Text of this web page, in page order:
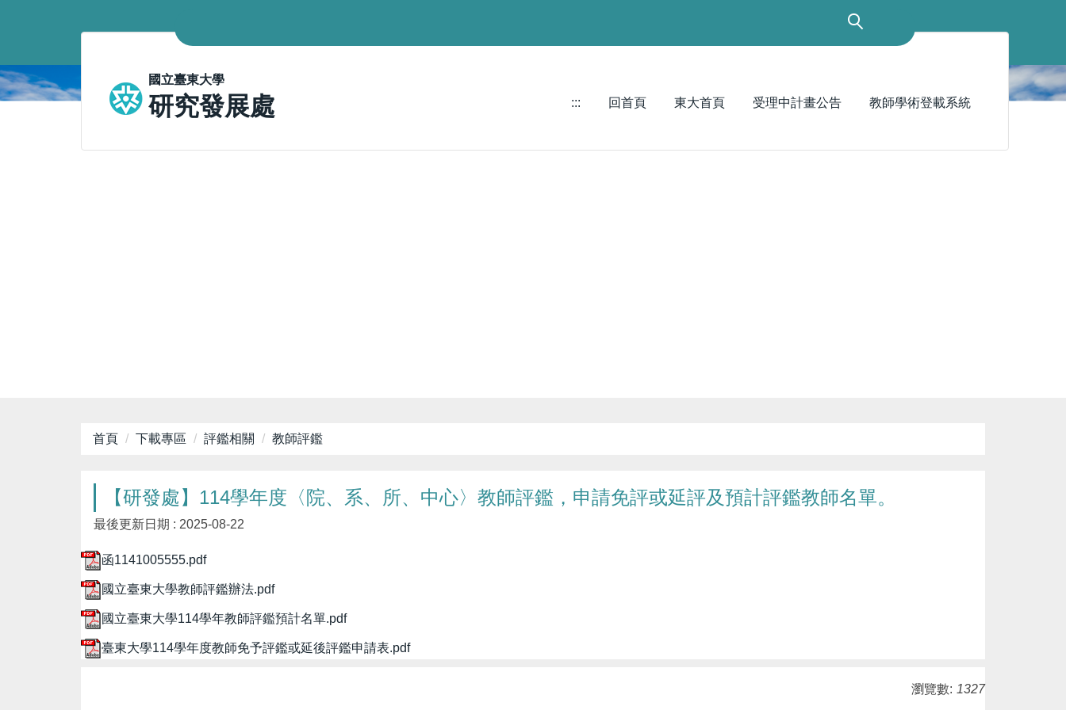
要
內
國立臺東大學
研究發展處 ::: 回首頁 東大首頁 受理中計畫公告 教師學術登載系統
首頁 下載專區 評鑑相關 教師評鑑
【研發處】114學年度〈院、系、所、中心〉教師評鑑，申請免評或延評及預計評鑑教師名單。
最後更新日期 : 2025-08-22
函1141005555.pdf
國立臺東大學教師評鑑辦法.pdf
國立臺東大學114學年教師評鑑預計名單.pdf
臺東大學114學年度教師免予評鑑或延後評鑑申請表.pdf
瀏覽數: 1327